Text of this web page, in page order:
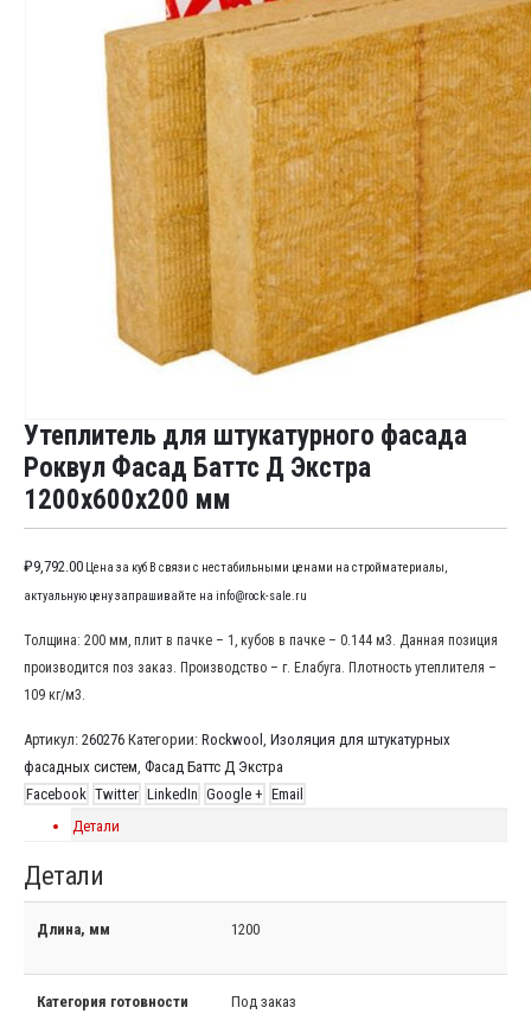
Утеплитель для штукатурного фасада
Роквул Фасад Баттс Д Экстра
1200x600x200 мм
₽9,792.00 Цена за куб В связи с нестабильными ценами на стройматериалы,
актуальную цену запрашивайте на info@rock-sale.ru
Толщина: 200 мм, плит в пачке – 1, кубов в пачке – 0.144 м3. Данная позиция
производится поз заказ. Производство – г. Елабуга. Плотность утеплителя –
109 кг/м3.
Артикул: 260276 Категории: Rockwool , Изоляция для штукатурных
фасадных систем, Фасад Баттс Д Экстра
Facebook Twitter LinkedIn Google + Email
Детали
Детали
Длина, мм 1200
Категория готовности Под заказ